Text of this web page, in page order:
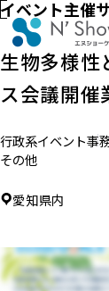
イベント主催
生物多様性
ス会議開催
行政系イベント事
その他
愛知県内